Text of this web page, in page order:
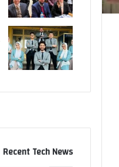
Recent Tech News